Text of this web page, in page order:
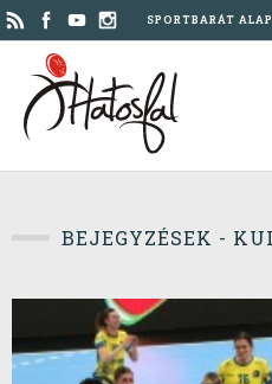
SPORTBARÁT
BEJEGYZÉSEK -